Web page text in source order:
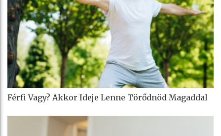
Férfi Vagy? Akkor Ideje Lenne Törődnöd Magaddal